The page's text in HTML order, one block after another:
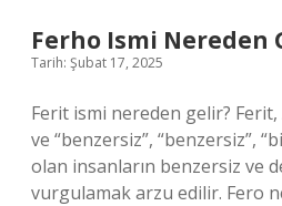
Ferho Ismi Nereden
Tarih: Şubat 17, 2025
Ferit ismi nereden gelir?
ve “benzersiz”, “benzersiz”,
olan insanların benzersiz ve
vurgulamak arzu edilir. Fero